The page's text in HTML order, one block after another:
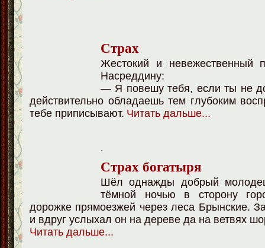
Страх
Жестокий и невежественный
Насреддину:
— Я повешу тебя, если ты не
действительно обладаешь тем глубоким
тебе приписывают. Читать дальше...
.
Страх богатыря
Шёл однажды добрый
тёмной ночью в сторону
дорожке прямоезжей через леса Брынские.
и вдруг услыхал он на дереве да на ветвях
Читать дальше...